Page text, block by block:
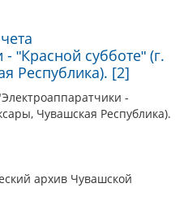
ʺКрасной субботеʺ (г.
Республика). [2]
-
Чувашская Республика).
архив Чувашской